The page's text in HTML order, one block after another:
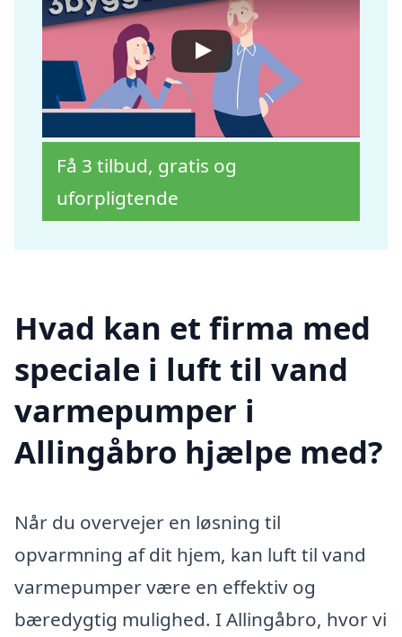
Få 3 tilbud, gratis og
uforpligtende
Hvad kan et firma med
speciale i luft til vand
varmepumper i
Allingåbro hjælpe med?
Når du overvejer en løsning til
opvarmning af dit hjem, kan luft til vand
varmepumper være en effektiv og
bæredygtig mulighed. I Allingåbro, hvor vi